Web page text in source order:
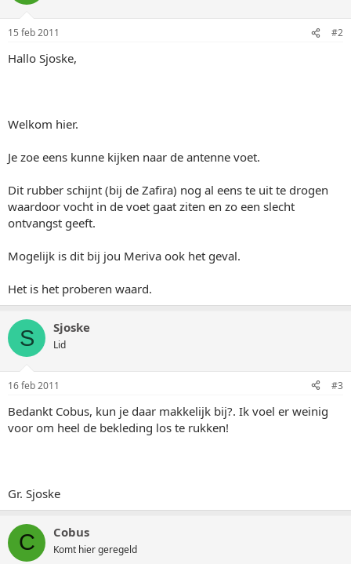
15 feb 2011 #2
Hallo Sjoske,
Welkom hier.
Je zoe eens kunne kijken naar de antenne voet.
Dit rubber schijnt (bij de Zafira) nog al eens te uit te drogen
waardoor vocht in de voet gaat ziten en zo een slecht
ontvangst geeft.
Mogelijk is dit bij jou Meriva ook het geval.
Het is het proberen waard.
S Sjoske
Lid
16 feb 2011 #3
Bedankt Cobus, kun je daar makkelijk bij?. Ik voel er weinig
voor om heel de bekleding los te rukken!
Gr. Sjoske
C Cobus
Komt hier geregeld